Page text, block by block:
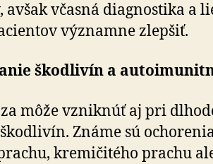
avšak včasná diagnostika a
významne zlepšiť.
škodlivín a
môže vzniknúť aj pri
Známe sú
kremičitého prachu